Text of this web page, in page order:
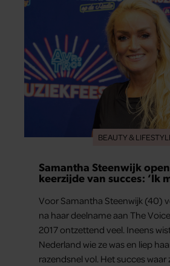
BEAUTY &
Samantha Steenwijk
keerzijde van succes: ‘Ik
Voor Samantha Steenwijk (40)
na haar deelname aan The
2017 ontzettend veel. Ineens
Nederland wie ze was en liep
razendsnel vol. Het succes waar